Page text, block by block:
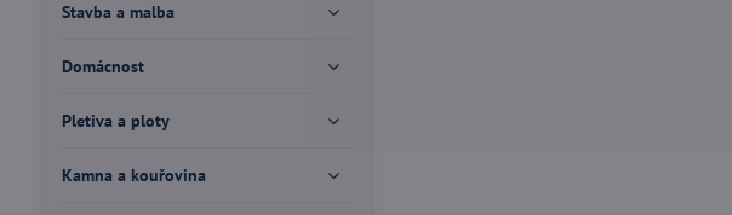
Stavba a malba
Domácnost
Pletiva a ploty
Kamna a kouřovina